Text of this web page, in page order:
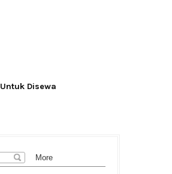
Untuk Disewa